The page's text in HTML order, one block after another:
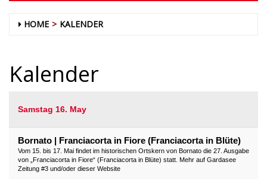
HOME KALENDER
Kalender
Samstag 16. May
Bornato | Franciacorta in Fiore (Franciacorta in Blüte)
Vom 15. bis 17. Mai findet im historischen Ortskern von Bornato die 27. Ausgabe
von „Franciacorta in Fiore“ (Franciacorta in Blüte) statt. Mehr auf Gardasee
Zeitung #3 und/oder dieser Website